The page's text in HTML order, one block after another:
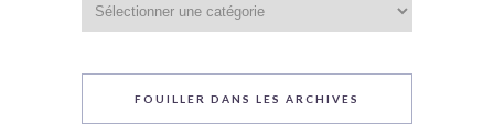
du
blog
FOUILLER DANS LES ARCHIVES